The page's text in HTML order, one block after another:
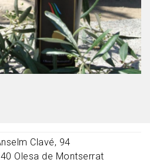
Clavé, 94
Olesa de Montserrat